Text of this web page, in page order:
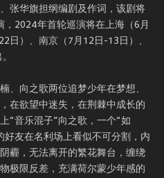
张华旗担纲编剧及作词，该剧将
2024年首轮巡演将在上海（6月
日）、南京（7月12日-13日）、
、向之歌两位追梦少年在梦想、
在欲望中迷失，在荆棘中成长的
“音乐混子”向之歌，一个“如
好友在名利场上看似不可分割，内
霾，无法离开的繁花舞台，缠绕
极限反差，充满荷尔蒙少年感的